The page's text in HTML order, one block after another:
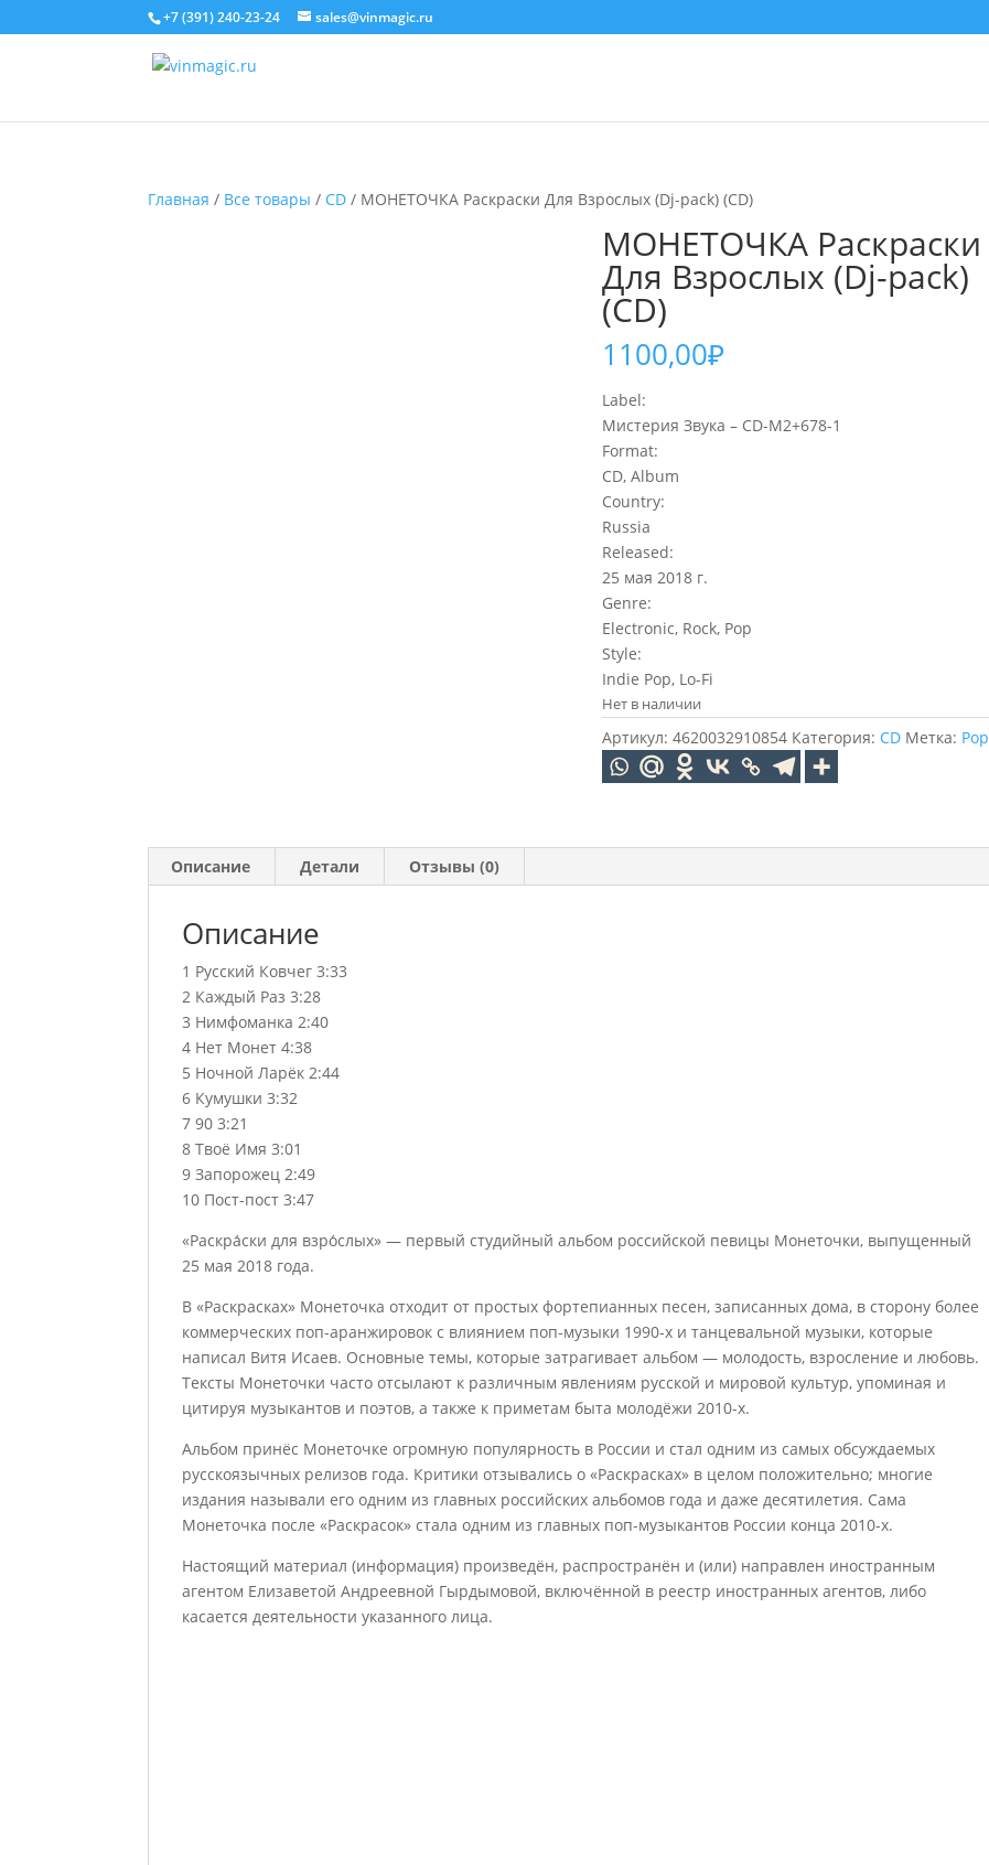
+7 (391) 240-23-24 sales@vinmagic.ru
Главная / Все товары / CD / МОНЕТОЧКА Раскраски Для Взрослых (Dj-pack) (CD)
МОНЕТОЧКА Раскраски
Для Взрослых (Dj-pack)
(CD)
1100,00₽
Label:
Мистерия Звука – CD-M2+678-1
Format:
CD, Album
Country:
Russia
Released:
25 мая 2018 г.
Genre:
Electronic, Rock, Pop
Style:
Indie Pop, Lo-Fi
Нет в наличии
Артикул:4620032910854 Категория: CD Метка: Pop
Описание Детали Отзывы (0)
Описание
1 Русский Ковчег 3:33
2 Каждый Раз 3:28
3 Нимфоманка 2:40
4 Нет Монет 4:38
5 Ночной Ларёк 2:44
6 Кумушки 3:32
7 90 3:21
8 Твоё Имя 3:01
9 Запорожец 2:49
10 Пост-пост 3:47
«Раскра́ски для взро́слых» — первый студийный альбом российской певицы Монеточки, выпущенный
25 мая 2018 года.
В «Раскрасках» Монеточка отходит от простых фортепианных песен, записанных дома, в сторону более
коммерческих поп-аранжировок с влиянием поп-музыки 1990-х и танцевальной музыки, которые
написал Витя Исаев. Основные темы, которые затрагивает альбом — молодость, взросление и любовь.
Тексты Монеточки часто отсылают к различным явлениям русской и мировой культур, упоминая и
цитируя музыкантов и поэтов, а также к приметам быта молодёжи 2010-х.
Альбом принёс Монеточке огромную популярность в России и стал одним из самых обсуждаемых
русскоязычных релизов года. Критики отзывались о «Раскрасках» в целом положительно; многие
издания называли его одним из главных российских альбомов года и даже десятилетия. Сама
Монеточка после «Раскрасок» стала одним из главных поп-музыкантов России конца 2010-х.
Настоящий материал (информация) произведён, распространён и (или) направлен иностранным
агентом Елизаветой Андреевной Гырдымовой, включённой в реестр иностранных агентов, либо
касается деятельности указанного лица.